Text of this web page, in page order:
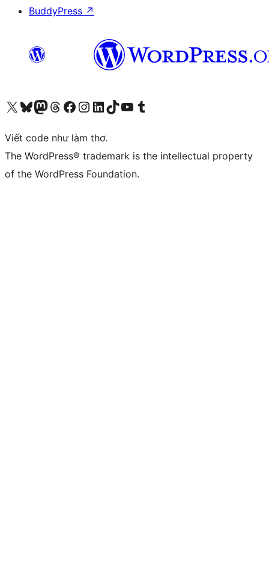
BuddyPress ↗
Truy cập tài khoản X (trước đây là Twitter) của chúng tôiVisit our Bluesky account
Visit our Mastodon account
Visit our Threads account
Xem trang Facebook của chúng tôiTruy cập tài khoản Instagram của chúng tôiTruy cập tài khoản LinkedIn của chúng tôiVisit our TikTok account
Truy cập kênh YouTube của chúng tôi Visit our Tumblr account
Viết code như làm thơ.
The WordPress® trademark is the intellectual property
of the WordPress Foundation.